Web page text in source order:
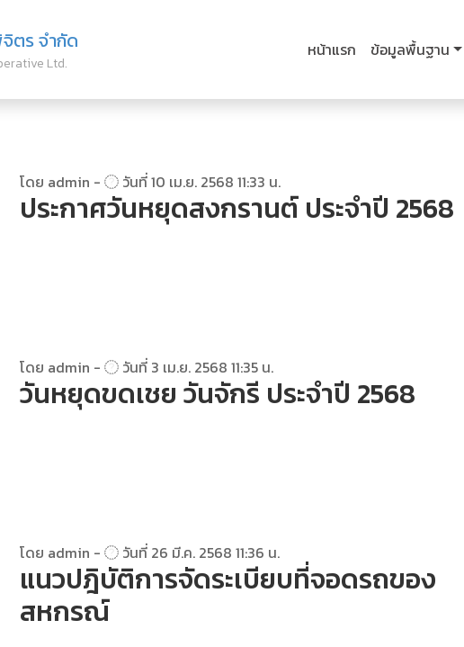
ตร จำกัด
Ltd.
หน้าแรก ข้อมูลพื้นฐาน
โดย admin - วันที่ 10 เม.ย. 2568 11:33 น.
ประกาศวันหยุดสงกรานต์ ประจำปี 2568
โดย admin - วันที่ 3 เม.ย. 2568 11:35 น.
วันหยุดขดเชย วันจักรี ประจำปี 2568
โดย admin - วันที่ 26 มี.ค. 2568 11:36 น.
แนวปฎิบัติการจัดระเบียบที่จอดรถของ
สหกรณ์